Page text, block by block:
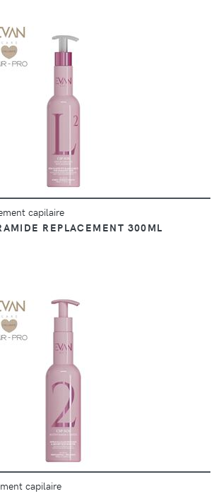
DÉTAILS
capilaire
REPLACEMENT 300ML
DÉTAILS
capilaire